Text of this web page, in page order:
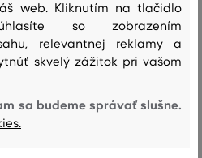
VEĽKOSŤ NAŠIM ZÁKAZNÍKOM
web. Kliknutím na tlačidlo
so zobrazením
relevantnej reklamy a
skvelý zážitok pri vašom
sa budeme správať slušne.